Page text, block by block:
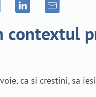
contextul
ca si crestini, sa